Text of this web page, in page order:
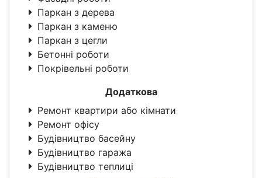
Паркан з дерева
Паркан з каменю
Паркан з цегли
Бетонні роботи
Покрівельні роботи
Додаткова
Ремонт квартири або кімнати
Ремонт офісу
Будівництво басейну
Будівництво гаража
Будівництво теплиці